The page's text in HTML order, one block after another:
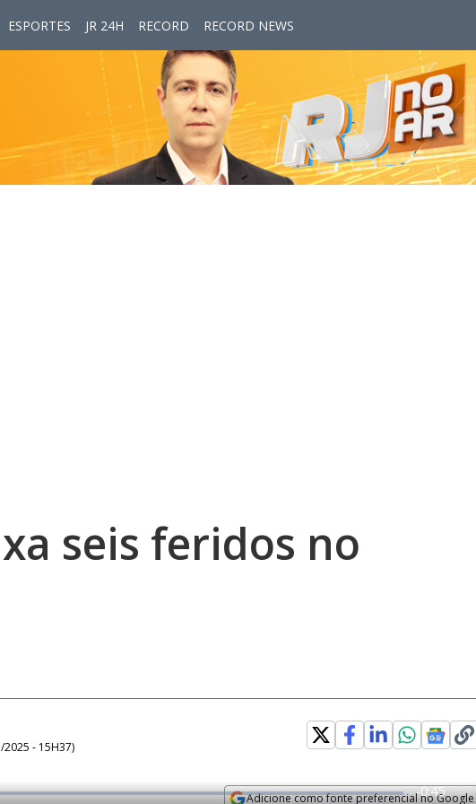
ESPORTES JR 24H RECORD RECORD NEWS
seis feridos no
2025 - 15H37)
Adicione como fonte preferencial no Google
R
-0:45